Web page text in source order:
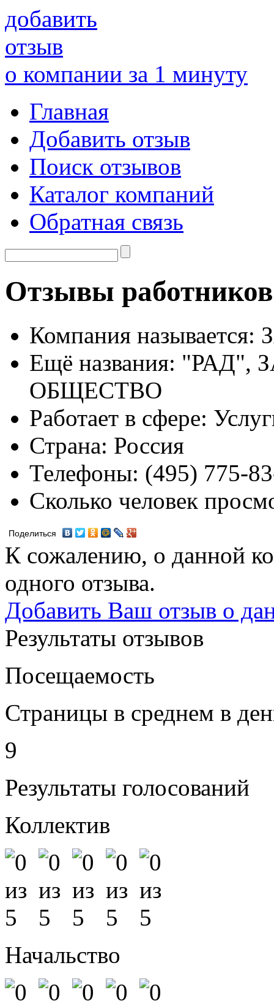
добавить
отзыв
о компании за 1 минуту
Главная
Добавить отзыв
Поиск отзывов
Каталог компаний
Обратная связь
Отзывы
Компания называется:
Ещё названия: "РАД",
ОБЩЕСТВО
Работает в сфере:
Страна: Россия
Телефоны: (495) 775-
Сколько человек
Поделиться
К сожалению, о данной
одного отзыва.
Добавить Ваш отзыв о
Результаты отзывов
Посещаемость
Страницы в среднем в
9
Результаты голосований
Коллектив
Начальство